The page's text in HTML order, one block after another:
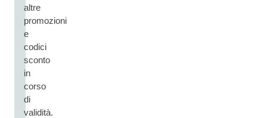
altre
promozioni
e
codici
sconto
in
corso
di
validità.